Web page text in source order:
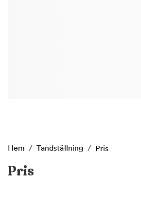
Hem / Tandställning / Pris
Pris